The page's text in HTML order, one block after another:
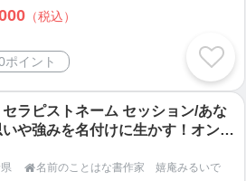
（税込）
ポイント
セラピストネーム セッション/あな
いや強みを名付けに生かす！オンラ
名前のことはな書作家 嬉庵みるいで